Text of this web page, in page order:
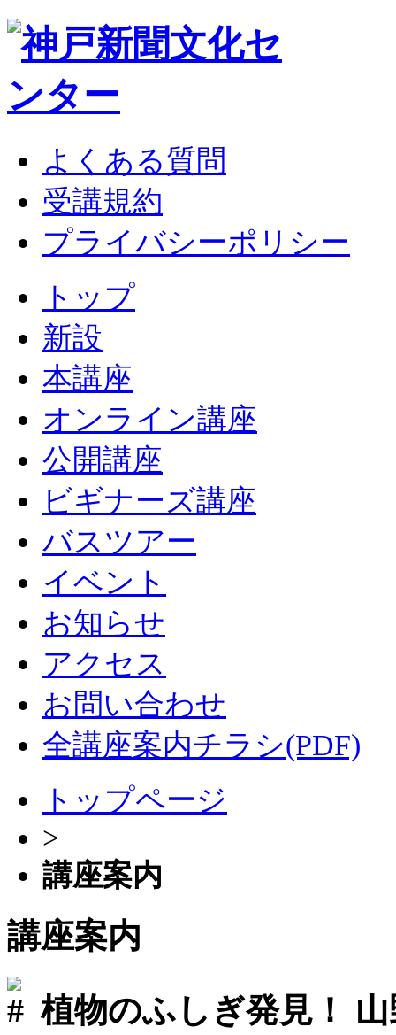
よくある質問
受講規約
プライバシーポリシー
トップ
新設
本講座
オンライン講座
公開講座
ビギナーズ講座
バスツアー
イベント
お知らせ
アクセス
お問い合わせ
全講座案内チラシ(PDF)
トップページ
>
講座案内
講座案内
植物のふしぎ発見！